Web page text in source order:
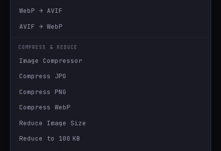
WebP → AVIF
AVIF → WebP
COMPRESS & REDUCE
Image Compressor
Compress JPG
Compress PNG
Compress WebP
Reduce Image Size
Reduce to 100 KB